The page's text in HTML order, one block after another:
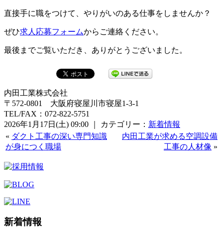
直接手に職をつけて、やりがいのある仕事をしませんか？
ぜひ求人応募フォームからご連絡ください。
最後までご覧いただき、ありがとうございました。
内田工業株式会社
〒572-0801 大阪府寝屋川市寝屋1-3-1
TEL/FAX：072-822-5751
2026年1月17日(土) 09:00 ｜ カテゴリー： 新着情報
« ダクト工事の深い専門知識
が身につく職場
内田工業が求める空調設備
工事の人材像 »
新着情報